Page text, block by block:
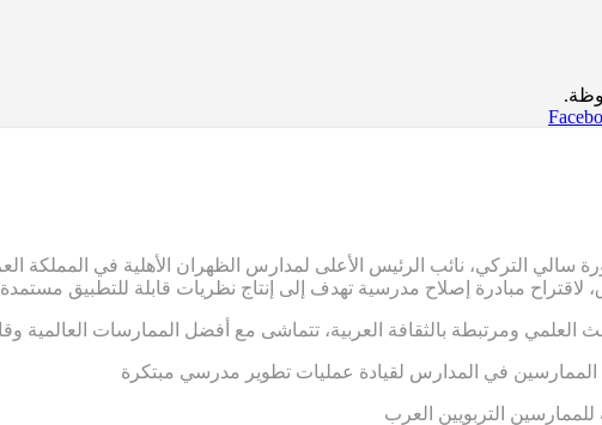
سالي التركي، نائب الرئيس الأعلى لمدارس الظهران الأهلية في المملكة
لاقتراح مبادرة إصلاح مدرسية تهدف إلى إنتاج نظريات قابلة للتطبيق
العلمي ومرتبطة بالثقافة العربية، تتماشى مع أفضل الممارسات العالمية
في المدارس لقيادة عمليات تطوير مدرسي مبتكرة
التربويين العرب